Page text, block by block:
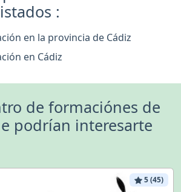
:
en la provincia de Cádiz
en Cádiz
de formaciónes de
podrían interesarte
5 (45)